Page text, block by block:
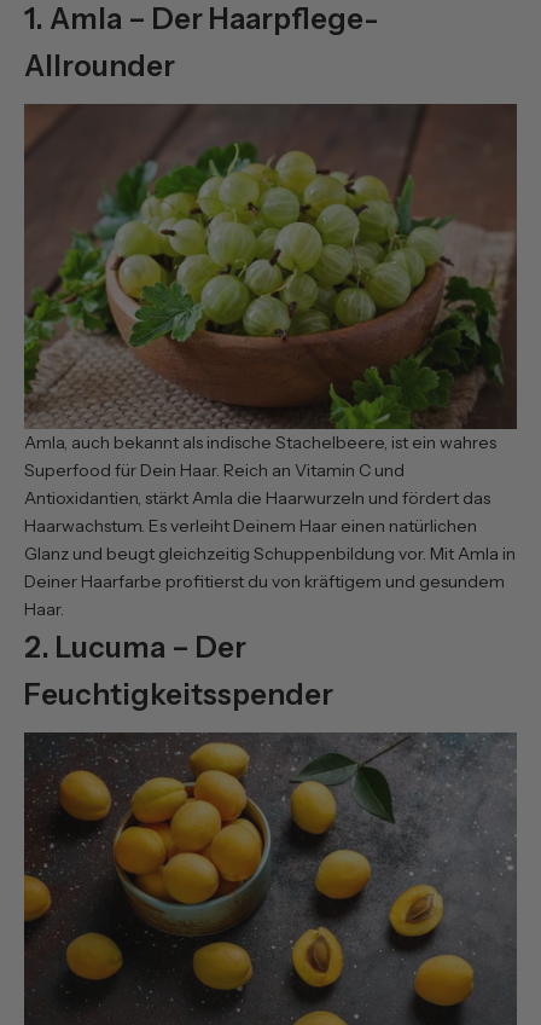
1. Amla – Der Haarpflege-
Allrounder
Amla, auch bekannt als indische Stachelbeere, ist ein wahres
Superfood für Dein Haar. Reich an Vitamin C und
Antioxidantien, stärkt Amla die Haarwurzeln und fördert das
Haarwachstum. Es verleiht Deinem Haar einen natürlichen
Glanz und beugt gleichzeitig Schuppenbildung vor. Mit Amla in
Deiner Haarfarbe profitierst du von kräftigem und gesundem
Haar.
2. Lucuma – Der
Feuchtigkeitsspender